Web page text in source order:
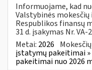
Informuojame, kad
Valstybinės
Respublikos finansų
31 d. įsakymas Nr. VA-
Metai: 2026
įstatymų pakeitimai
pakeitimai nuo 2026